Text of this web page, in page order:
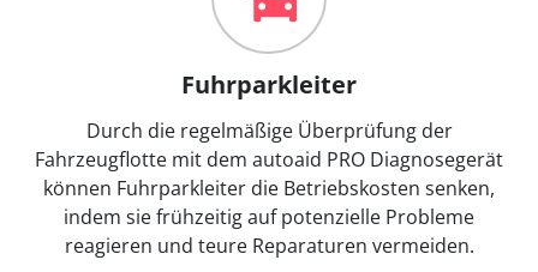
Fuhrparkleiter
Durch die regelmäßige Überprüfung der
Fahrzeugflotte mit dem autoaid PRO Diagnosegerät
können Fuhrparkleiter die Betriebskosten senken,
indem sie frühzeitig auf potenzielle Probleme
reagieren und teure Reparaturen vermeiden.